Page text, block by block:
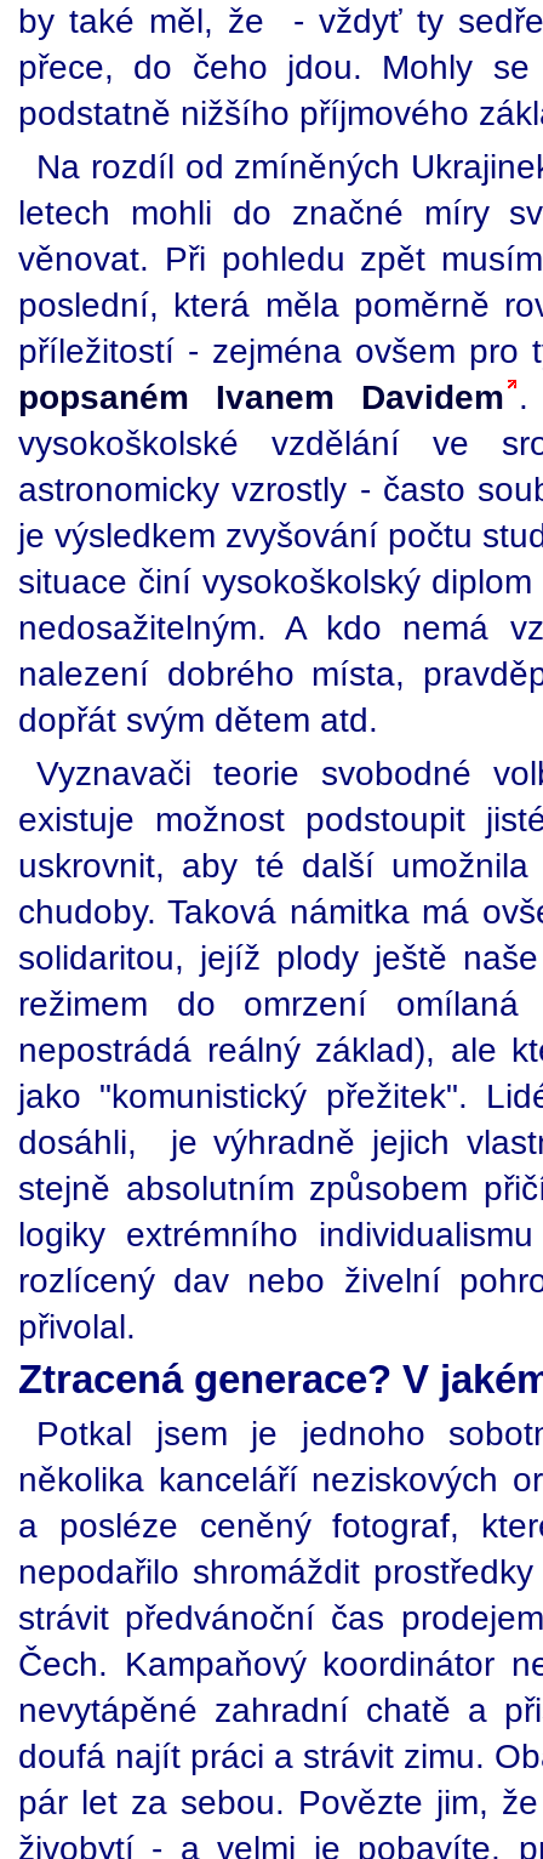
by také měl, že - vždyť ty
přece, do čeho jdou. Mohly
podstatně nižšího příjmového
Na rozdíl od zmíněných
letech mohli do značné míry
věnovat. Při pohledu zpět
poslední, která měla poměrně
příležitostí - zejména ovšem
popsaném Ivanem Davidem .
vysokoškolské vzdělání ve
astronomicky vzrostly - často
je výsledkem zvyšování počtu
situace činí vysokoškolský
nedosažitelným. A kdo nemá
nalezení dobrého místa,
dopřát svým dětem atd.
Vyznavači teorie svobodné
existuje možnost podstoupit
uskrovnit, aby té další
chudoby. Taková námitka má
solidaritou, jejíž plody ještě
režimem do omrzení
nepostrádá reálný základ), ale
jako "komunistický přežitek".
dosáhli, je výhradně jejich
stejně absolutním způsobem
logiky extrémního
rozlícený dav nebo živelní
přivolal.
Ztracená generace? V
Potkal jsem je jednoho
několika kanceláří neziskových
a posléze ceněný fotograf,
nepodařilo shromáždit
strávit předvánoční čas
Čech. Kampaňový koordinátor
nevytápěné zahradní chatě a
doufá najít práci a strávit zimu.
pár let za sebou. Povězte jim,
živobytí - a velmi je pobavíte,